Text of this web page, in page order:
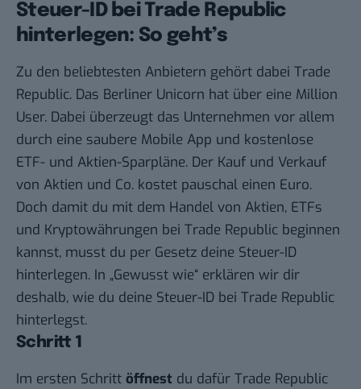
Steuer-ID bei Trade Republic
hinterlegen: So geht’s
Zu den beliebtesten Anbietern gehört dabei Trade
Republic. Das Berliner Unicorn hat über eine Million
User. Dabei überzeugt das Unternehmen vor allem
durch eine saubere Mobile App und kostenlose
ETF- und Aktien-Sparpläne. Der Kauf und Verkauf
von Aktien und Co. kostet pauschal einen Euro.
Doch damit du mit dem Handel von Aktien, ETFs
und Kryptowährungen bei Trade Republic beginnen
kannst, musst du per Gesetz deine Steuer-ID
hinterlegen. In „Gewusst wie“ erklären wir dir
deshalb, wie du deine Steuer-ID bei Trade Republic
hinterlegst.
Schritt 1
Im ersten Schritt öffnest du dafür Trade Republic